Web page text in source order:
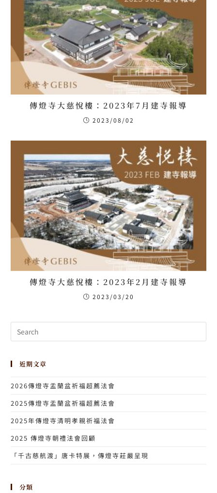
傳燈寺大慈悅樓：2023年7月建寺報導
2023/08/02
傳燈寺大慈悅樓：2023年2月建寺報導
2023/03/20
近期文章
2026傳燈寺盂蘭盆祈福超薦法會
2025傳燈寺盂蘭盆祈福超薦法會
2025年傳燈寺清明孝親祈福法會
2025 傳燈寺朝禮法會回顧
「千古慈航渡」唐卡特展，傳燈寺莊嚴呈現
分類